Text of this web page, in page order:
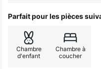
Parfait pour les pièces
Chambre
d'enfant
Chambre à
coucher